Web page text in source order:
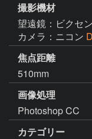
撮影機材
望遠鏡：ビクセン
カメラ：ニコン
焦点距離
510mm
画像処理
Photoshop CC
カテゴリー